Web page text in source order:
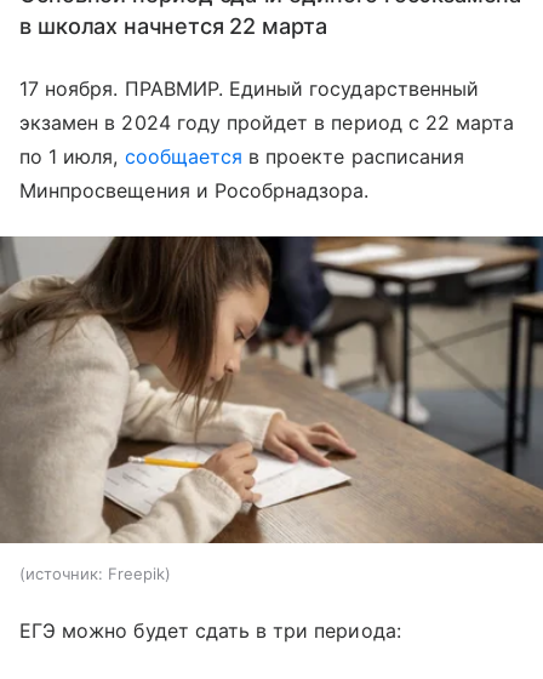
в школах начнется 22 марта
17 ноября. ПРАВМИР. Единый государственный
экзамен в 2024 году пройдет в период с 22 марта
по 1 июля, сообщается в проекте расписания
Минпросвещения и Рособрнадзора.
источник: Freepik
ЕГЭ можно будет сдать в три периода: